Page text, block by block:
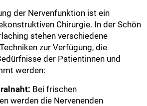
der Nervenfunktion ist ein
Chirurgie. In der Schön
stehen verschiedene
zur Verfügung, die
der Patientinnen und
werden:
Bei frischen
werden die Nervenenden